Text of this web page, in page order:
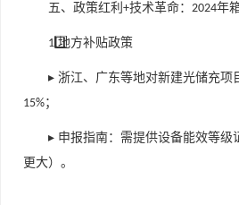
五、政策红利 +技术革命： 2024年
1️⃣ 地方补贴政策
▸ 浙江、广东等地对新建光储充项
15%；
▸ 申报指南：需提供设备能效等级
更大）。